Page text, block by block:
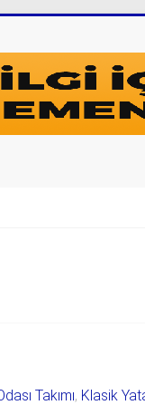
Takımı, Klasik